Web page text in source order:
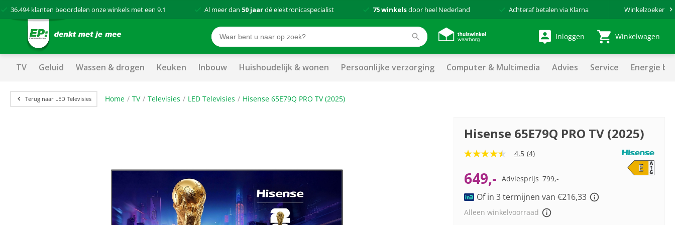
36.494klanten beoordelen onze winkels met een 9.1 Al meer dan 50 jaardé elektronicaspecialist 75 winkelsdoor heel Nederland Achteraf betalen via Klarna Winkelzoeker
Inloggen Winkelwagen
TV Geluid Wassen & drogen Keuken Inbouw Huishoudelijk & wonen Persoonlijke verzorging Computer & Multimedia Advies Service Energie
Terug naar LED Televisies Home TV Televisies LED Televisies Hisense 65E79Q PRO TV (2025)
Hisense 65E79Q PRO TV (2025)
4.5
5
sterren,
gemiddelde
scorewaarde.
4
4.5 (4)
649,- Adviesprijs 799,-
Of in 3 termijnen van €216,33
Alleen winkelvoorraad